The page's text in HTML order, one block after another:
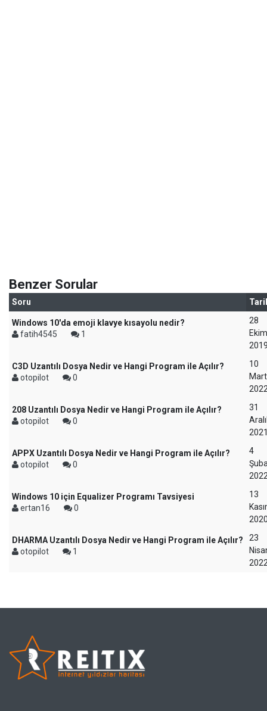
Benzer Sorular
Soru
Windows 10'da emoji klavye kısayolu nedir?
fatih4545
1
28
Ekim
C3D Uzantılı Dosya Nedir ve Hangi Program ile Açılır?
otopilot
0
10
Mart
208 Uzantılı Dosya Nedir ve Hangi Program ile Açılır?
otopilot
0
31
APPX Uzantılı Dosya Nedir ve Hangi Program ile Açılır?
otopilot
0
4
Windows 10 için Equalizer Programı Tavsiyesi
ertan16
0
13
DHARMA Uzantılı Dosya Nedir ve Hangi Program ile Açılır?
otopilot
1
23